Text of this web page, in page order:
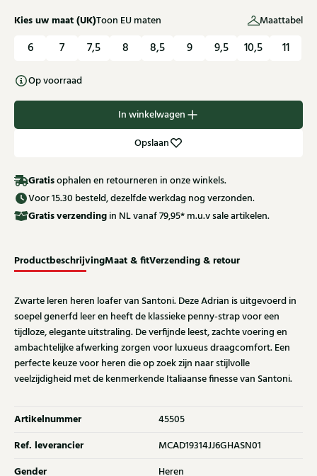
Kies uw maat (UK)Toon EU maten Maattabel
6 7 7,5 8 8,5 9 9,5 10,5 11
Op voorraad
In winkelwagen
Opslaan
Gratisophalen en retourneren in onze winkels.
Voor 15.30 besteld, dezelfde werkdag nog verzonden.
Gratisverzending in NL vanaf 79,95* m.u.v sale artikelen.
ProductbeschrijvingMaat & fitVerzending & retour
Zwarte leren heren loafer van Santoni. Deze Adrian is uitgevoerd in
soepel generfd leer en heeft de klassieke penny-strap voor een
tijdloze, elegante uitstraling. De verfijnde leest, zachte voering en
ambachtelijke afwerking zorgen voor luxueus draagcomfort. Een
perfecte keuze voor heren die op zoek zijn naar stijlvolle
veelzijdigheid met de kenmerkende Italiaanse finesse van Santoni.
Artikelnummer 45505
Ref. leverancier MCAD19314JJ6GHASN01
Gender Heren